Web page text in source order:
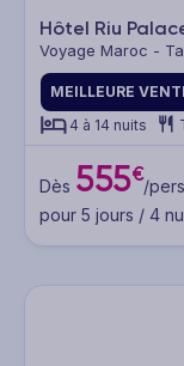
Hôtel Riu
Voyage Maroc -
MEILLEURE
4 à 14 nuits
Dès 555€/
pour 5 jours / 4